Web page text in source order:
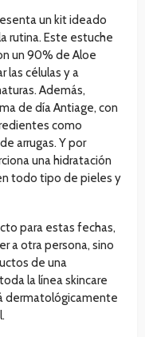
un kit ideado
rutina. Este estuche
un 90% de Aloe
las células y a
Además,
de día Antiage, con
como
arrugas. Y por
una hidratación
todo tipo de pieles y
para estas fechas,
a otra persona, sino
de una
la línea skincare
dermatológicamente